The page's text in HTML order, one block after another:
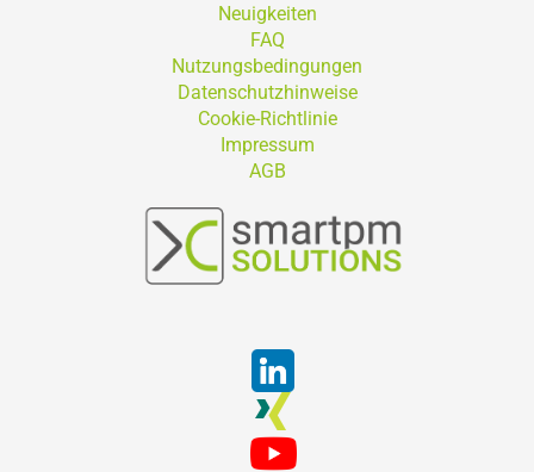
Neuigkeiten
FAQ
Nutzungsbedingungen
Datenschutzhinweise
Cookie-Richtlinie
Impressum
AGB
Suchen